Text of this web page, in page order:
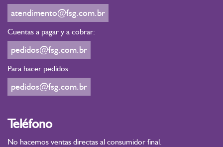
atendimento@fsg.com.br
Cuentas a pagar y a cobrar:
pedidos@fsg.com.br
Para hacer pedidos:
pedidos@fsg.com.br
Teléfono
No hacemos ventas directas al consumidor final.